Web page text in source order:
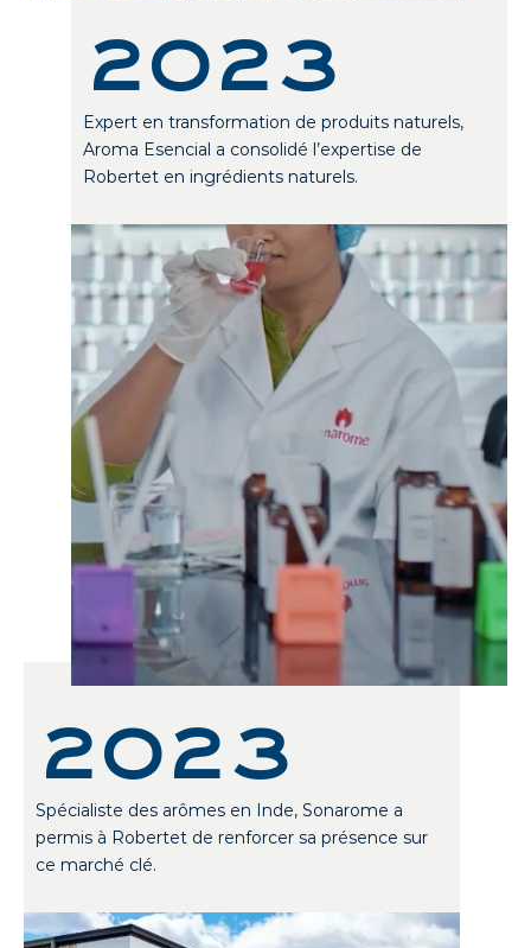
2023
Expert en transformation de produits naturels,
Aroma Esencial a consolidé l’expertise de
Robertet en ingrédients naturels.
2023
Spécialiste des arômes en Inde, Sonarome a
permis à Robertet de renforcer sa présence sur
ce marché clé.